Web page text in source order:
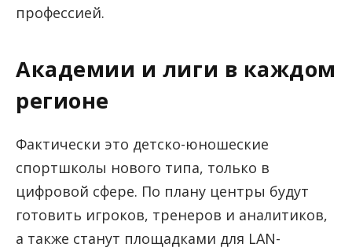
профессией.
Академии и лиги в каждом
регионе
Фактически это детско-юношеские
спортшколы нового типа, только в
цифровой сфере. По плану центры будут
готовить игроков, тренеров и аналитиков,
а также станут площадками для LAN-